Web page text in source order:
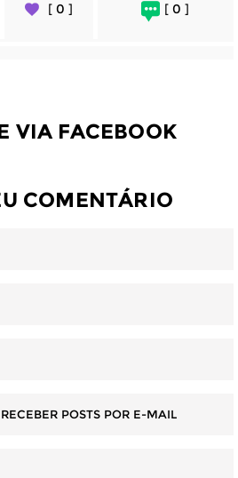
[ 0 ]
[ 0 ]
VIA FACEBOOK
COMENTÁRIO
POSTS POR E-MAIL